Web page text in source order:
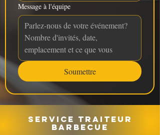
Message à l'équipe
Soumettre
Service traiteur
barbecue